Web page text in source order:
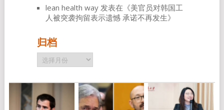
lean health way发表在《美官员对韩国工
人被突袭拘留表示遗憾 承诺不再发生》
归档
归
档